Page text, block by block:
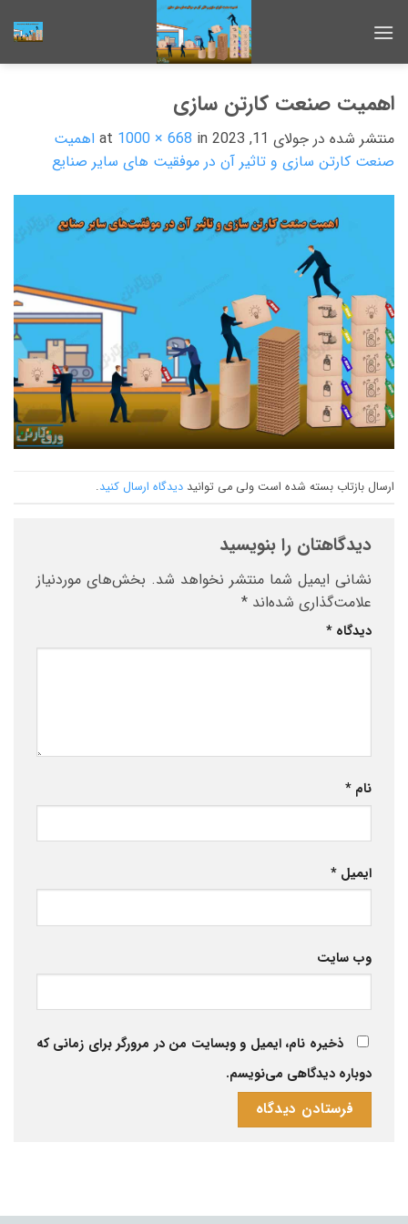
اهمیت صنعت کارتن سازی
منتشر شده در جولای 11, 2023 1000 × 668 in
اهمیت
صنعت کارتن سازی و تاثیر آن در موفقیت های سایر صنایع
ارسال بازتاب بسته شده است ولی می توانید دیدگاه ارسال کنید.
دیدگاهتان را بنویسید
نشانی ایمیل شما منتشر نخواهد شد. بخش‌های موردنیاز
علامت‌گذاری شده‌اند *
دیدگاه *
نام *
ایمیل *
وب‌ سایت
ذخیره نام، ایمیل و وبسایت من در مرورگر برای زمانی که
دوباره دیدگاهی می‌نویسم.